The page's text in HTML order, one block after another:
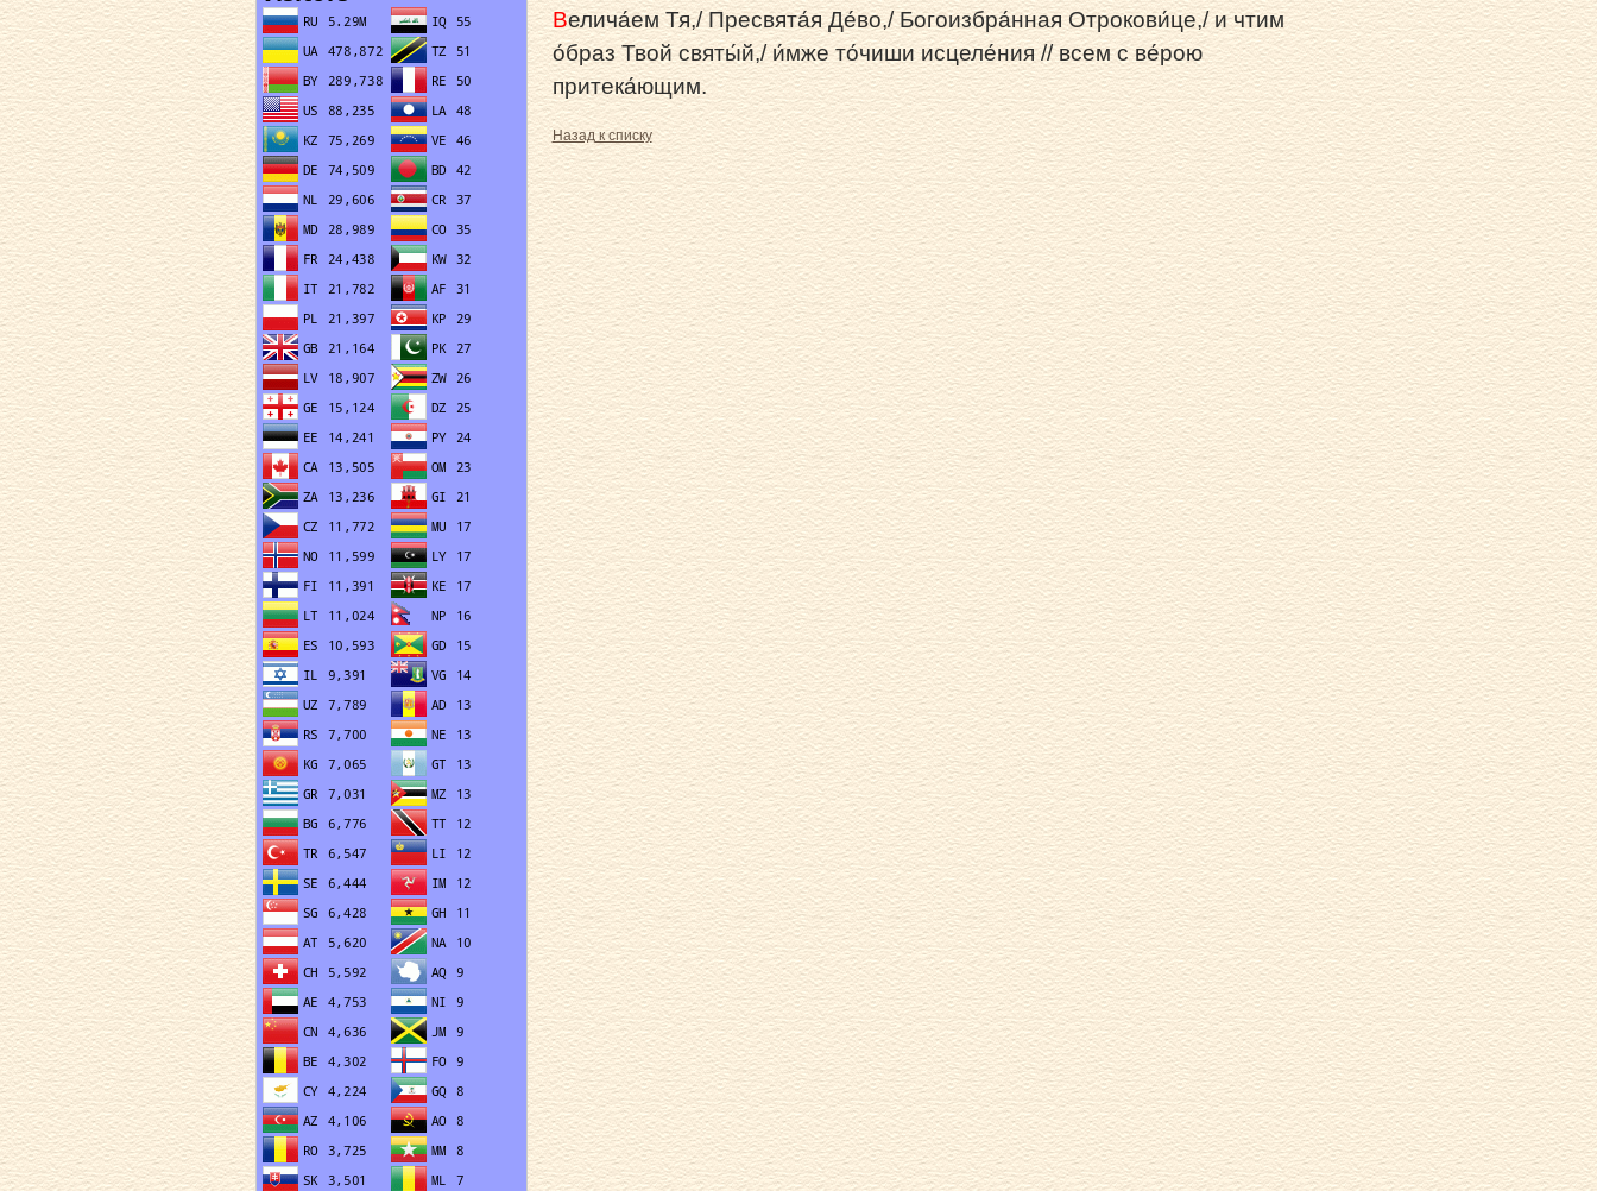
Велича́ем Тя,/ Пресвята́я Де́во,/ Богоизбра́нная Отрокови́це,/ и чтим
о́браз Твой святы́й,/ и́мже то́чиши исцеле́ния // всем с ве́рою
притека́ющим.
Назад к списку